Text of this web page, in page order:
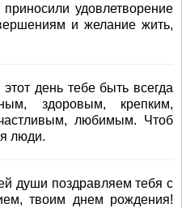
удовлетворение
и желание жить,
день тебе быть всегда
здоровым, крепким,
любимым. Чтоб
люди.
души поздравляем тебя с
твоим днем рождения!